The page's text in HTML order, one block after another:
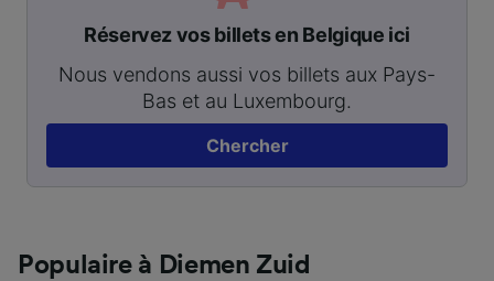
Réservez vos billets en Belgique ici
Nous vendons aussi vos billets aux Pays-
Bas et au Luxembourg.
Chercher
Populaire à Diemen Zuid